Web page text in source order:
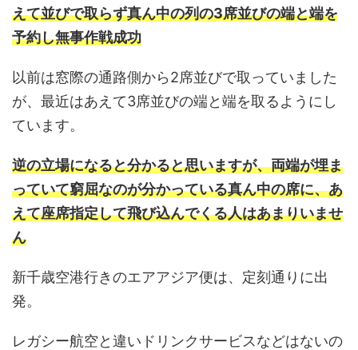
えて並びで取らず真ん中の列の3席並びの端と端を
予約し無事作戦成功
以前は窓際の通路側から2席並びで取っていました
が、最近はあえて3席並びの端と端を取るようにし
ています。
逆の立場になると分かると思いますが、両端が埋ま
っていて窮屈なのが分かっている真ん中の席に、あ
えて座席指定して飛び込んでくる人はあまりいませ
ん
新千歳空港行きのエアアジア便は、定刻通りに出
発。
レガシー航空と違いドリンクサービスなどはないの